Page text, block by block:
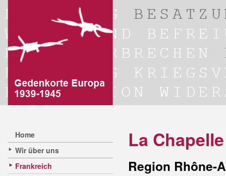
Home
Wir über uns
Frankreich
La
Region Rhône-